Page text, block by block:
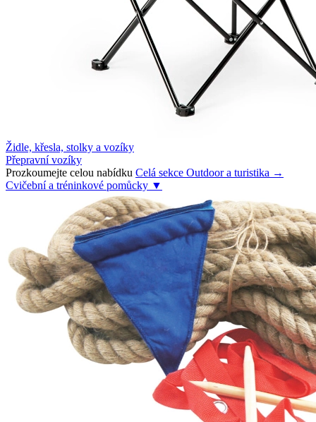
Židle, křesla, stolky a vozíky
Přepravní vozíky
Prozkoumejte celou nabídku Celá sekce Outdoor a turistika →
Cvičební a tréninkové pomůcky ▼